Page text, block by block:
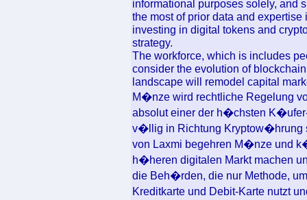
informational purposes solely, and
the most of prior data and
investing in digital tokens and
strategy.
The workforce, which is includes
consider the evolution of
landscape will remodel capital
M�nze wird rechtliche Regelung
absolut einer der h�chsten
v�llig in Richtung Kryptow�hrung
von Laxmi begehren M�nze und
h�heren digitalen Markt machen
die Beh�rden, die nur Methode,
Kreditkarte und Debit-Karte nutzt